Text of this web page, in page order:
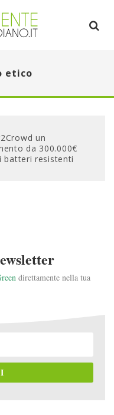
etico
un
da 300.000€
batteri resistenti
direttamente nella tua